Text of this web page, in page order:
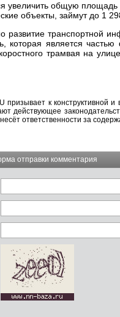
увеличить общую
объекты, займут до 1
развитие транспортной
которая является
трамвая на
призывает к конструктивной
действующее
ответственности за
отправки комментария